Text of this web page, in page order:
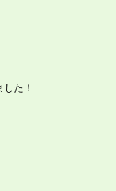
た！